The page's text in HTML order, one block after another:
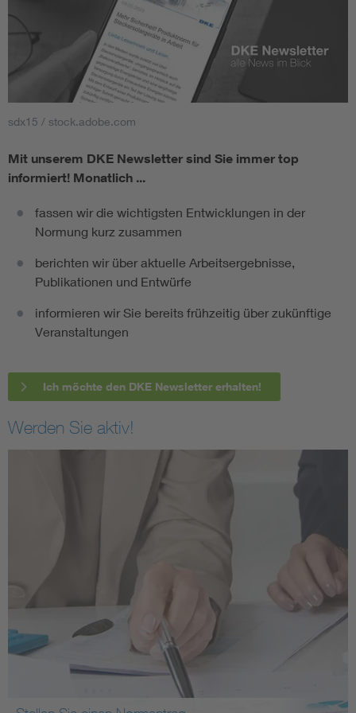
sdx15 / stock.adobe.com
Mit unserem DKE Newsletter sind Sie immer top
informiert! Monatlich ...
fassen wir die wichtigsten Entwicklungen in der
Normung kurz zusammen
berichten wir über aktuelle Arbeitsergebnisse,
Publikationen und Entwürfe
informieren wir Sie bereits frühzeitig über zukünftige
Veranstaltungen
Ich möchte den DKE Newsletter erhalten!
Werden Sie aktiv!